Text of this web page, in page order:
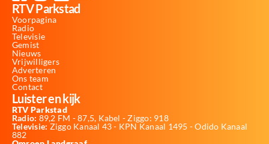
RTV Parkstad
Voorpagina
Radio
Televisie
Gemist
Nieuws
Vrijwilligers
Adverteren
Ons team
Contact
Luister en kijk
RTV Parkstad
Radio: 89,2 FM - 87,5, Kabel - Ziggo: 918
Televisie: Ziggo Kanaal 43 - KPN Kanaal 1495 - Odido Kanaal
882